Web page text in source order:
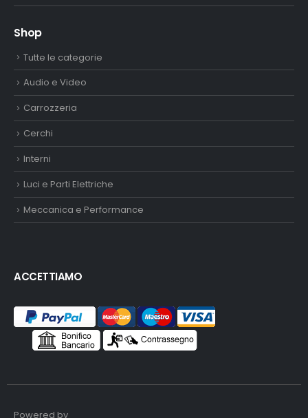
Shop
Tutte le categorie
Audio e Video
Carrozzeria
Cerchi
Interni
Luci e Parti Elettriche
Meccanica e Performance
ACCETTIAMO
Powered by